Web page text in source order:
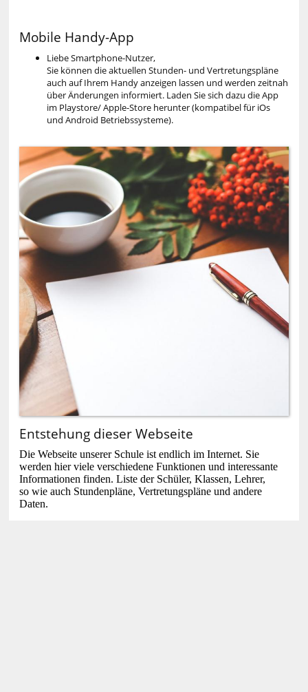
Mobile Handy-App
Liebe Smartphone-Nutzer,
Sie können die aktuellen Stunden- und Vertretungspläne
auch auf Ihrem Handy anzeigen lassen und werden zeitnah
über Änderungen informiert. Laden Sie sich dazu die App
im Playstore/ Apple-Store herunter (kompatibel für iOs
und Android Betriebssysteme).
Entstehung dieser Webseite
Die Webseite unserer Schule ist endlich im Internet. Sie
werden hier viele verschiedene Funktionen und interessante
Informationen finden. Liste der Schüler, Klassen, Lehrer,
so wie auch Stundenpläne, Vertretungspläne und andere
Daten.